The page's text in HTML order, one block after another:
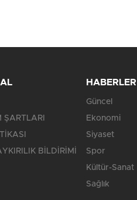
ŞARTLARI
BİLDİRİMİ
HABERLER
Güncel
Ekonomi
Siyaset
Spor
Kültür-Sanat
Sağlık